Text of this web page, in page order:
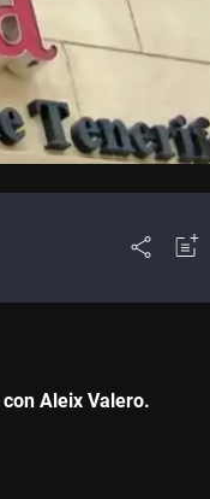
con Aleix Valero.